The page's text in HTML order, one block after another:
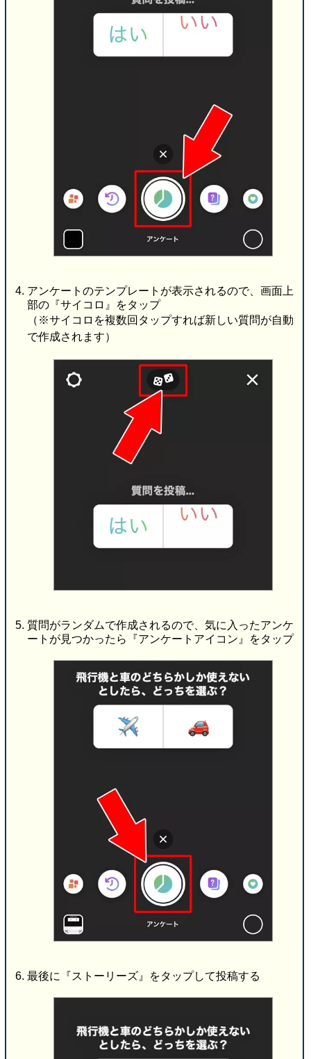
アンケートのテンプレートが表示されるので、画面上
部の『サイコロ』をタップ
（※サイコロを複数回タップすれば新しい質問が自動
で作成されます）
質問がランダムで作成されるので、気に入ったアンケ
ートが見つかったら『アンケートアイコン』をタップ
最後に『ストーリーズ』をタップして投稿する